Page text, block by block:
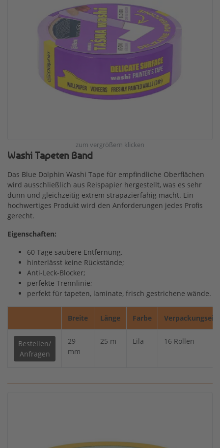
zum vergrößern klicken
Washi Tapeten Band
Das Blue Dolphin Washi Tape für empfindliche Oberflächen
wird ausschließlich aus Reispapier hergestellt, was es sehr
dünn und gleichzeitig extrem strapazierfähig macht. Ein
hochwertiges Produkt wird den Anforderungen jedes Profis
gerecht.
Eigenschaften:
60 Tage saubere Entfernung.
hinterlässt keine Rückstände;
Anti-Leck-Blocker;
perfekte Trennlinie;
perfekt für tapeten, laminate, frisch gestrichene wände.
Breite Länge Farbe
Bestellen/
Anfragen
29
mm
25 m Lila 16 Rollen